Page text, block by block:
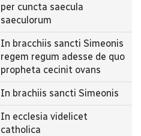
per cuncta saecula
saeculorum
In bracchiis sancti Simeonis
regem regum adesse de quo
propheta cecinit ovans
In brachiis sancti Simeonis
In ecclesia videlicet
catholica